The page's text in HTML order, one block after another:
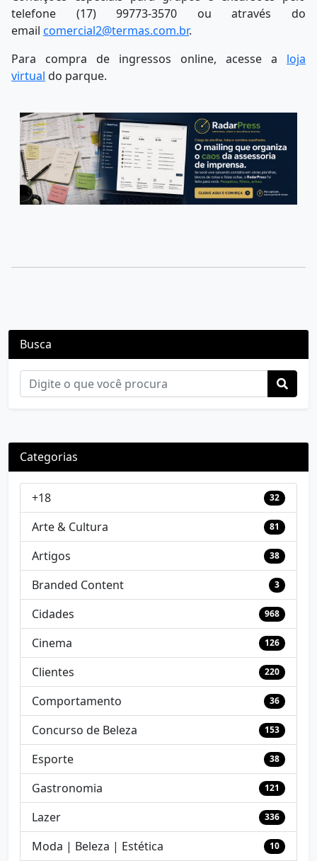
telefone (17) 99773-3570 ou através do
email comercial2@termas.com.br.
Para compra de ingressos online, acesse a loja
virtual do parque.
Busca
Categorias
+18 32
Arte & Cultura 81
Artigos 38
Branded Content 3
Cidades 968
Cinema 126
Clientes 220
Comportamento 36
Concurso de Beleza 153
Esporte 38
Gastronomia 121
Lazer 336
Moda | Beleza | Estética 10